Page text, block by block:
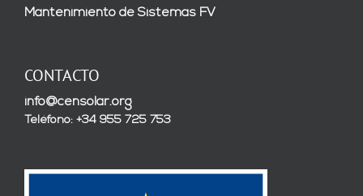
Mantenimiento de Sistemas FV
CONTACTO
info@censolar.org
Teléfono: +34 955 725 753